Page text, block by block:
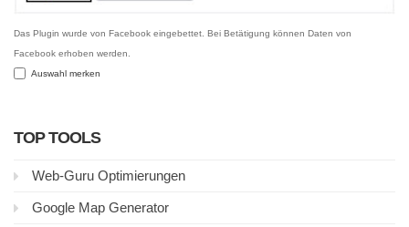
Das Plugin wurde von Facebook eingebettet. Bei Betätigung können Daten von
Facebook erhoben werden.
Auswahl merken
TOP TOOLS
Web-Guru Optimierungen
Google Map Generator